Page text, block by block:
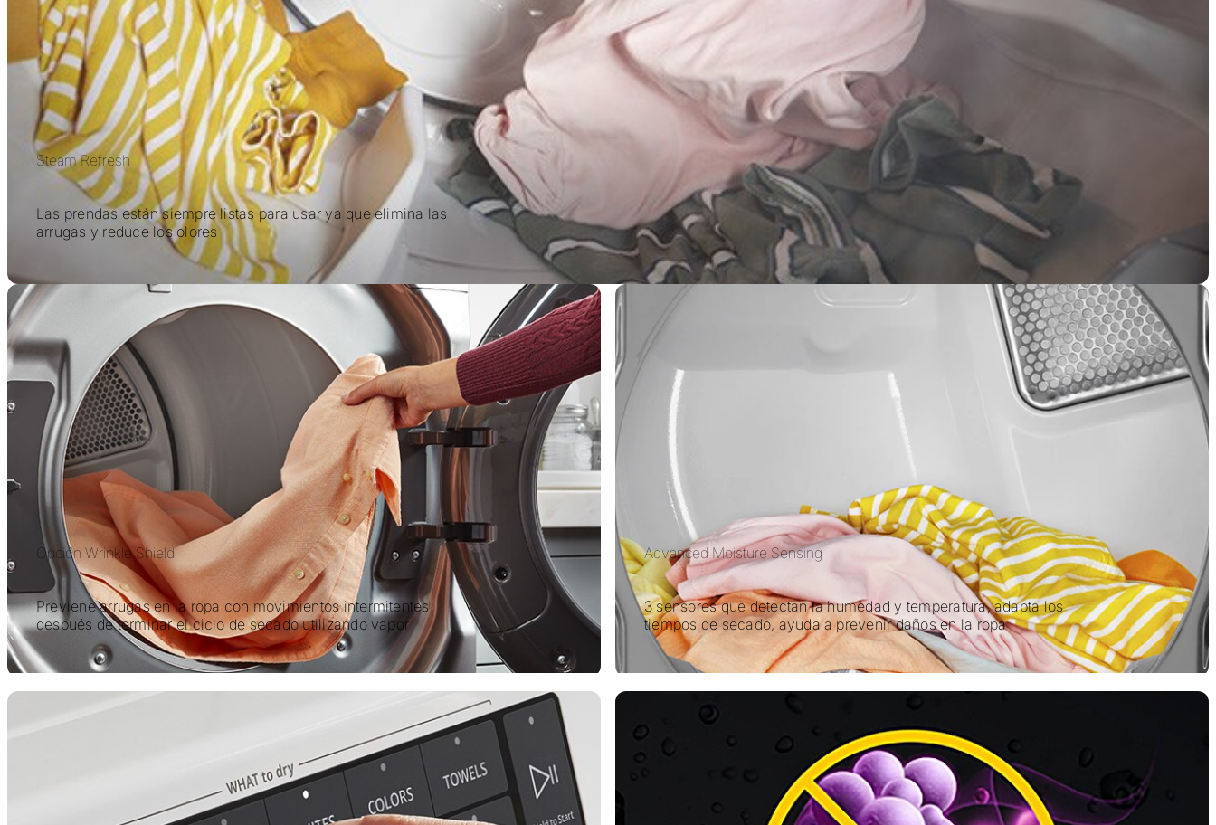
Steam Refresh
Las prendas están siempre listas para usar ya que elimina las
arrugas y reduce los olores
Opción Wrinkle Shield
Previene arrugas en la ropa con movimientos intermitentes
después de terminar el ciclo de secado utilizando vapor
Advanced Moisture Sensing
3 sensores que detectan la humedad y temperatura, adapta los
tiempos de secado, ayuda a prevenir daños en la ropa